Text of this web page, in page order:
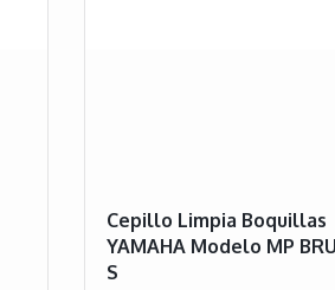
Cepillo Limpia Boquillas
YAMAHA Modelo MP
S